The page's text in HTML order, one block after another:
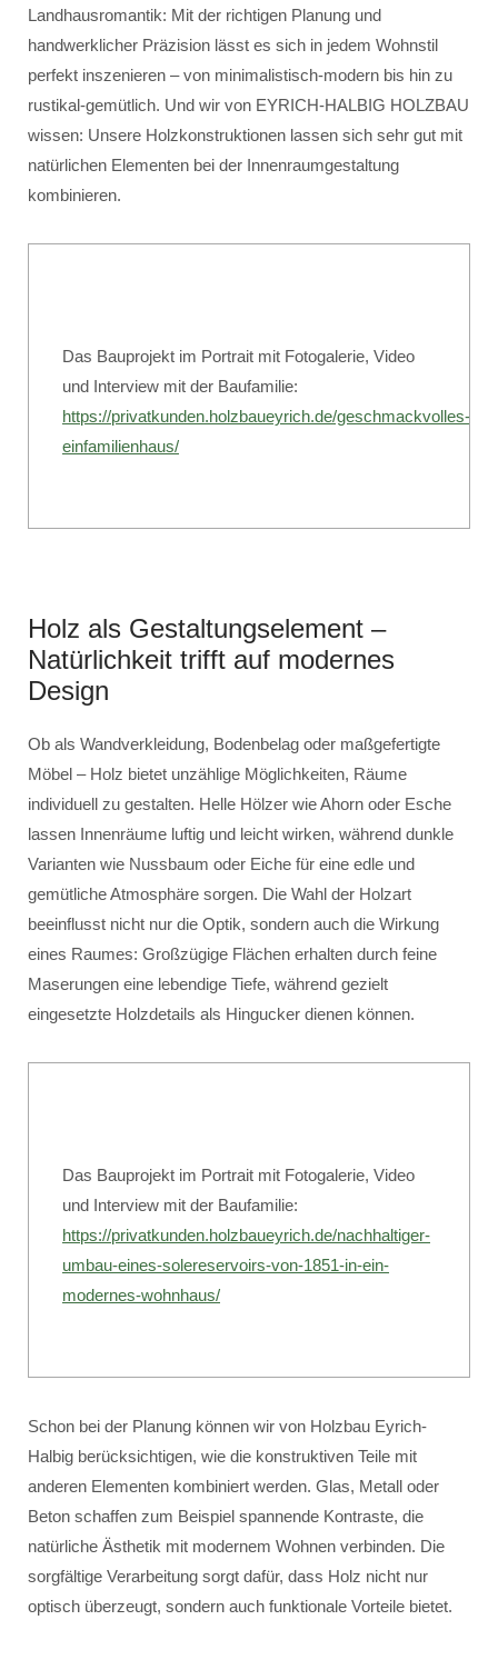
Landhausromantik: Mit der richtigen Planung und
handwerklicher Präzision lässt es sich in jedem Wohnstil
perfekt inszenieren – von minimalistisch-modern bis hin zu
rustikal-gemütlich. Und wir von EYRICH-HALBIG HOLZBAU
wissen: Unsere Holzkonstruktionen lassen sich sehr gut mit
natürlichen Elementen bei der Innenraumgestaltung
kombinieren.
Das Bauprojekt im Portrait mit Fotogalerie, Video
und Interview mit der Baufamilie:
https://privatkunden.holzbaueyrich.de/geschmackvolles-
einfamilienhaus/
Holz als Gestaltungselement –
Natürlichkeit trifft auf modernes
Design
Ob als Wandverkleidung, Bodenbelag oder maßgefertigte
Möbel – Holz bietet unzählige Möglichkeiten, Räume
individuell zu gestalten. Helle Hölzer wie Ahorn oder Esche
lassen Innenräume luftig und leicht wirken, während dunkle
Varianten wie Nussbaum oder Eiche für eine edle und
gemütliche Atmosphäre sorgen. Die Wahl der Holzart
beeinflusst nicht nur die Optik, sondern auch die Wirkung
eines Raumes: Großzügige Flächen erhalten durch feine
Maserungen eine lebendige Tiefe, während gezielt
eingesetzte Holzdetails als Hingucker dienen können.
Das Bauprojekt im Portrait mit Fotogalerie, Video
und Interview mit der Baufamilie:
https://privatkunden.holzbaueyrich.de/nachhaltiger-
umbau-eines-solereservoirs-von-1851-in-ein-
modernes-wohnhaus/
Schon bei der Planung können wir von Holzbau Eyrich-
Halbig berücksichtigen, wie die konstruktiven Teile mit
anderen Elementen kombiniert werden. Glas, Metall oder
Beton schaffen zum Beispiel spannende Kontraste, die
natürliche Ästhetik mit modernem Wohnen verbinden. Die
sorgfältige Verarbeitung sorgt dafür, dass Holz nicht nur
optisch überzeugt, sondern auch funktionale Vorteile bietet.